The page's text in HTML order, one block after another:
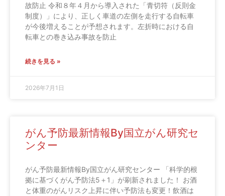
故防止 令和８年４月から導入された「青切符（反則金
制度）」により、正しく車道の左側を走行する自転車
が今後増えることが予想されます。左折時における自
転車との巻き込み事故を防止
続きを見る »
2026年7月1日
がん予防最新情報By国立がん研究セ
ンター
がん予防最新情報By国立がん研究センター 「科学的根
拠に基づくがん予防法5＋1」が刷新されました！ お酒
と体重のがんリスク上昇に伴い予防法も変更！飲酒は